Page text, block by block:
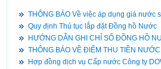
THÔNG BÁO Về việc áp dụng giá nước
Quy định Thủ tục lắp đặt Đồng hồ Nước
HƯỚNG DẪN GHI CHỈ SỐ ĐỒNG HỒ
THÔNG BÁO VỀ ĐIỂM THU TIỀN
Hợp đồng dịch vụ Cấp nước Công ty